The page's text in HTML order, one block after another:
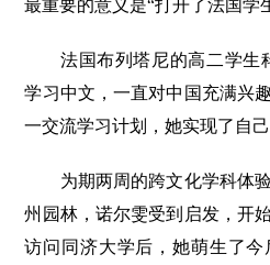
最重要的意义是“打开了法国学
法国布列塔尼的高二学生
学习中文，一直对中国充满兴
一交流学习计划，她实现了自己
为期两周的跨文化学科体验
州园林，诺尔雯受到启发，开
访问同济大学后，她萌生了